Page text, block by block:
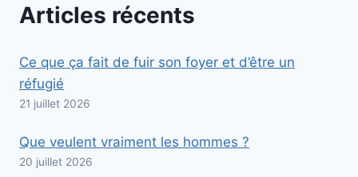
Articles récents
Ce que ça fait de fuir son foyer et d’être un
réfugié
21 juillet 2026
Que veulent vraiment les hommes ?
20 juillet 2026